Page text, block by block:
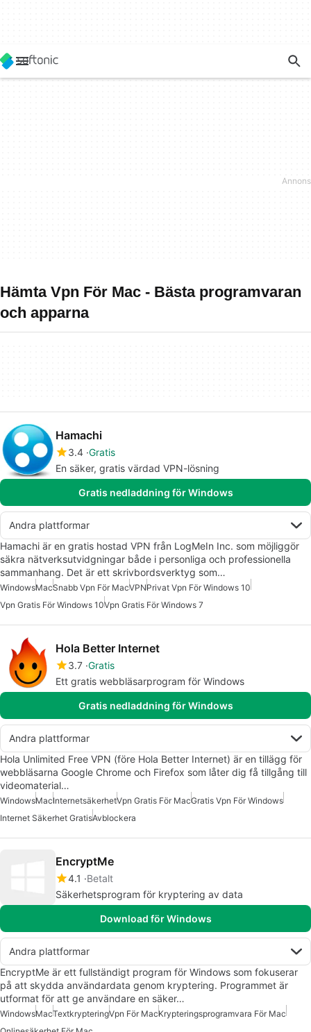
Hämta Vpn För Mac - Bästa programvaran
och apparna
Hamachi
3.4 Gratis
En säker, gratis värdad VPN-lösning
Gratis nedladdning för Windows
Andra plattformar
Hamachi är en gratis hostad VPN från LogMeIn Inc. som möjliggör
säkra nätverksutvidgningar både i personliga och professionella
sammanhang. Det är ett skrivbordsverktyg som…
WindowsMacSnabb Vpn För MacVPNPrivat Vpn För Windows 10
Vpn Gratis För Windows 10Vpn Gratis För Windows 7
Hola Better Internet
3.7 Gratis
Ett gratis webbläsarprogram för Windows
Gratis nedladdning för Windows
Andra plattformar
Hola Unlimited Free VPN (före Hola Better Internet) är en tillägg för
webbläsarna Google Chrome och Firefox som låter dig få tillgång till
videomaterial…
WindowsMacInternetsäkerhetVpn Gratis För MacGratis Vpn För Windows
Internet Säkerhet GratisAvblockera
EncryptMe
4.1
Betalt
Säkerhetsprogram för kryptering av data
Download för Windows
Andra plattformar
EncryptMe är ett fullständigt program för Windows som fokuserar
på att skydda användardata genom kryptering. Programmet är
utformat för att ge användare en säker…
WindowsMacTextkrypteringVpn För MacKrypteringsprogramvara För Mac